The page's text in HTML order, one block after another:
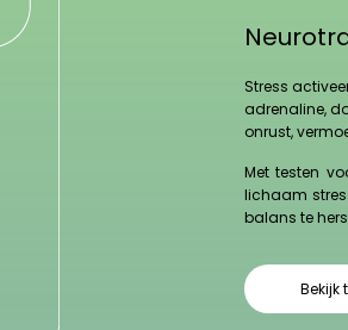
Stress
adrenaline,
onrust,
Met testen
lichaam
balans te
Bekijk